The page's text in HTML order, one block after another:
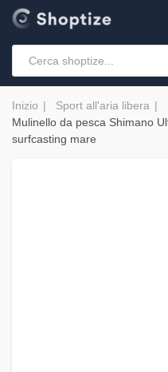
Inizio Sport all'aria libera
Mulinello da pesca Shimano
surfcasting mare